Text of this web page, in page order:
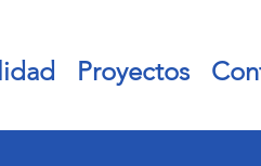
Proyectos